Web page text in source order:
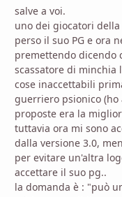
salve a voi.
uno dei giocatori
perso il suo PG e ora
premettendo dicendo
scassatore di minchia
cose inaccettabili
guerriero psionico
proposte era la
tuttavia ora mi sono
dalla versione 3.0,
per evitare un'altra
accettare il suo pg..
la domanda è : "può